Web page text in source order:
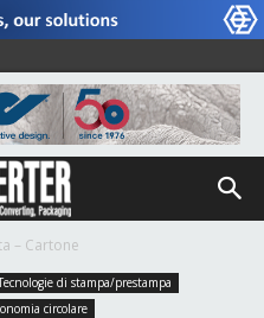
– Cartone
di stampa/prestampa
circolare